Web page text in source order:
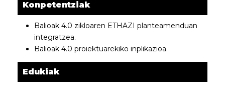
Konpetentziak
Balioak 4.0 zikloaren ETHAZI planteamenduan
integratzea.
Balioak 4.0 proiektuarekiko inplikazioa.
Edukiak